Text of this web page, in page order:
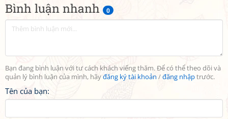
Bình luận nhanh 0
Bạn đang bình luận với tư cách khách viếng thăm. Để có thể theo dõi và
quản lý bình luận của mình, hãyđăng ký tài khoản /đăng nhậptrước.
Tên của bạn: